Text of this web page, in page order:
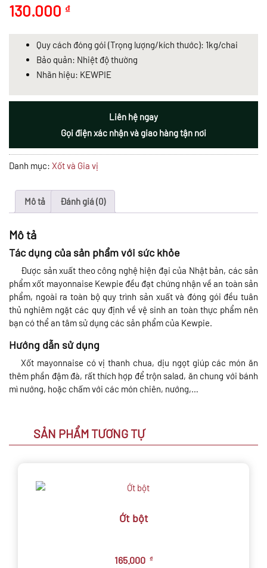
130.000 ₫
Quy cách đóng gói (Trọng lượng/kích thước): 1kg/chai
Bảo quản: Nhiệt độ thường
Nhãn hiệu: KEWPIE
Danh mục: Xốt và Gia vị
Liên hệ ngay
Gọi điện xác nhận và giao hàng tận nơi
Mô tả Đánh giá (0)
Mô tả
Tác dụng của sản phẩm với sức khỏe
Được sản xuất theo công nghệ hiện đại của Nhật bản, các sản
phẩm xốt mayonnaise Kewpie đều đạt chứng nhận về an toàn sản
phẩm, ngoài ra toàn bộ quy trình sản xuất và đóng gói đều tuân
thủ nghiêm ngặt các quy định về vệ sinh an toàn thực phẩm nên
bạn có thể an tâm sử dụng các sản phẩm của Kewpie.
Hướng dẫn sử dụng
Xốt mayonnaise có vị thanh chua, dịu ngọt giúp các món ăn
thêm phần đậm đà, rất thích hợp để trộn salad, ăn chung với bánh
mì nướng, hoặc chấm với các món chiên, nướng,…
SẢN PHẨM TƯƠNG TỰ
Ớt bột
165.000 ₫